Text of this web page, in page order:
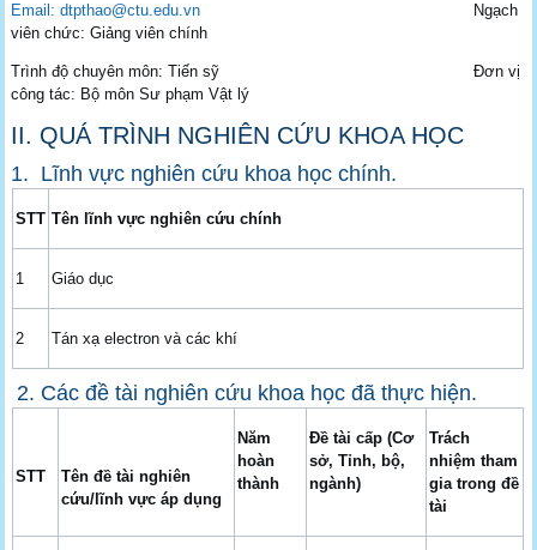
Email: dtpthao@ctu.edu.vn Ngạch
viên chức: Giảng viên chính
Trình độ chuyên môn: Tiến sỹ Đơn vị
công tác: Bộ môn Sư phạm Vật lý
II. QUÁ TRÌNH NGHIÊN CỨU KHOA HỌC
1. Lĩnh vực nghiên cứu khoa học chính.
STT Tên lĩnh vực nghiên cứu chính
1 Giáo dục
2 Tán xạ electron và các khí
2. Các đề tài nghiên cứu khoa học đã thực hiện.
STT
Tên đề tài nghiên
cứu/lĩnh vực áp dụng
Năm
hoàn
thành
Đề tài cấp (Cơ
sở,Tỉnh, bộ,
ngành)
Trách
nhiệm tham
gia trong đề
tài